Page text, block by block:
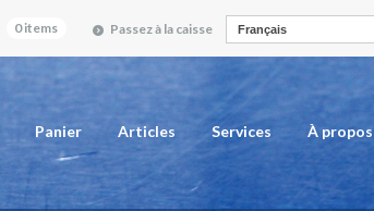
Français
0 items Passez à la caisse
Panier Articles Services À propos